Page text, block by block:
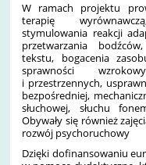
W ramach projektu
terapię
stymulowania reakcji
przetwarzania
tekstu, bogacenia
sprawności
i przestrzennych,
bezpośredniej,
słuchowej, słuchu
Obywały się również
rozwój psychoruchowy
Dzięki dofinansowaniu